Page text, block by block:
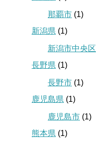
那覇市 (1)
新潟県 (1)
新潟市中央区
長野県 (1)
長野市 (1)
鹿児島県 (1)
鹿児島市 (1)
熊本県 (1)